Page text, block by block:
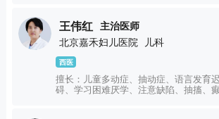
王伟红
主治医师
北京嘉禾妇儿医院
儿科
西医
擅长：儿童多动症、抽动症、语言发育
碍、学习困难厌学、注意缺陷、抽搐、